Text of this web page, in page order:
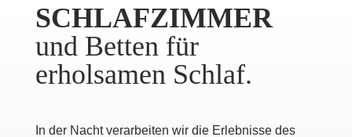
SCHLAFZIMMER
und Betten für
erholsamen Schlaf.
In der Nacht verarbeiten wir die Erlebnisse des